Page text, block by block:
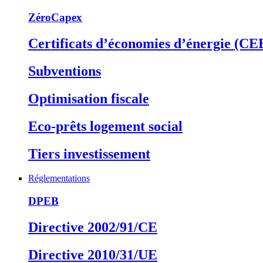
ZéroCapex
Certificats d’économies d’énergie
Subventions
Optimisation fiscale
Eco-prêts logement social
Tiers investissement
Réglementations
DPEB
Directive 2002/91/CE
Directive 2010/31/UE